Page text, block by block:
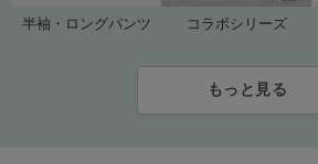
半袖・ロングパンツ コラボシリーズ
もっと見る